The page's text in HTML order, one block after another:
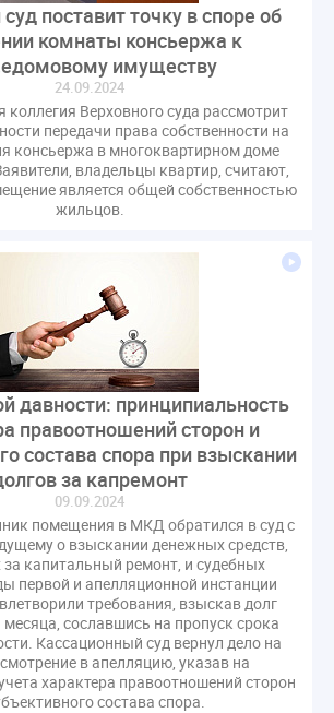
поставит точку в споре об
комнаты консьержа к
имуществу
24.09.2024
коллегия Верховного суда рассмотрит
передачи права собственности на
консьержа в многоквартирном доме
владельцы квартир, считают,
является общей собственностью
жильцов.
давности: принципиальность
правоотношений сторон и
состава спора при взыскании
за капремонт
09.09.2024
помещения в МКД обратился в суд с
о взыскании денежных средств,
капитальный ремонт, и судебных
первой и апелляционной инстанции
требования, взыскав долг
сославшись на пропуск срока
Кассационный суд вернул дело на
в апелляцию, указав на
характера правоотношений сторон
состава спора.